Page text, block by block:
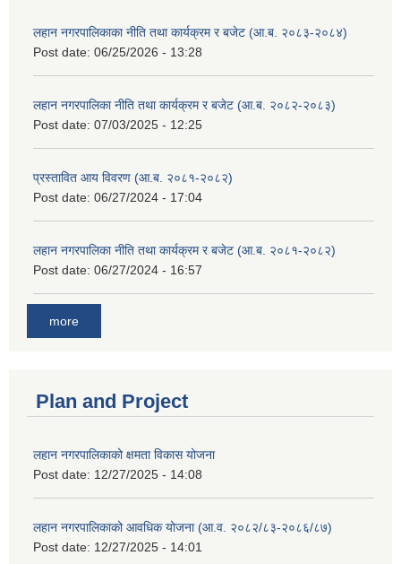
लहान नगरपालिकाका नीति तथा कार्यक्रम र बजेट (आ.ब. २०८३-२०८४)
Post date: 06/25/2026 - 13:28
लहान नगरपालिका नीति तथा कार्यक्रम र बजेट (आ.ब. २०८२-२०८३)
Post date: 07/03/2025 - 12:25
प्रस्तावित आय विवरण (आ.ब. २०८१-२०८२)
Post date: 06/27/2024 - 17:04
लहान नगरपालिका नीति तथा कार्यक्रम र बजेट (आ.ब. २०८१-२०८२)
Post date: 06/27/2024 - 16:57
more
Plan and Project
लहान नगरपालिकाको क्षमता विकास योजना
Post date: 12/27/2025 - 14:08
लहान नगरपालिकाको आवधिक योजना (आ.व. २०८२/८३-२०८६/८७)
Post date: 12/27/2025 - 14:01